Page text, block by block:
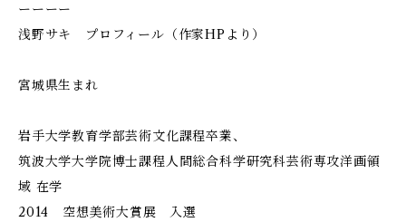
ーーーー
浅野サキ プロフィール（作家HPより）
宮城県生まれ
岩手大学教育学部芸術文化課程卒業、
筑波大学大学院博士課程人間総合科学研究科芸術専攻洋画領
域 在学
2014 空想美術大賞展 入選